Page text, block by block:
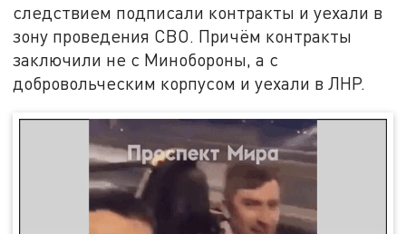
следствием подписали контракты и уехали в
зону проведения СВО. Причём контракты
заключили не с Минобороны, а с
добровольческим корпусом и уехали в ЛНР.